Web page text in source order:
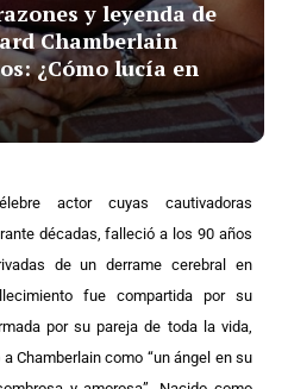
y leyenda de
Chamberlain
¿Cómo lucía en
actor cuyas cautivadoras
décadas, falleció a los 90 años
de un derrame cerebral en
fue compartida por su
por su pareja de toda la vida,
Chamberlain como “un ángel en su